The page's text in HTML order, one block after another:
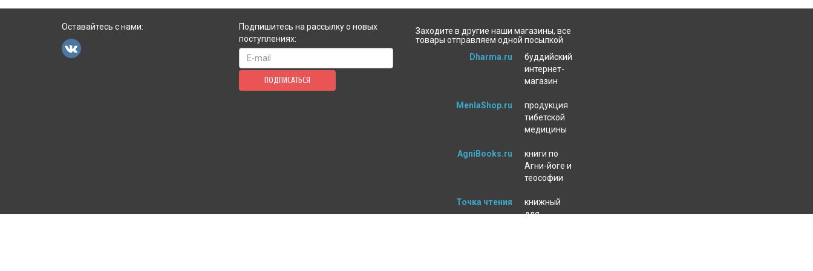
Оставайтесь с нами:
Подпишитесь на рассылку о новых
поступлениях:
ПОДПИСАТЬСЯ
Заходите в другие наши магазины, все
товары отправляем одной посылкой
Dharma.ru
буддийский
интернет-
магазин
MenlaShop.ru
продукция
тибетской
медицины
AgniBooks.ru
книги по
Агни-йоге и
теософии
Точка чтения
книжный
для